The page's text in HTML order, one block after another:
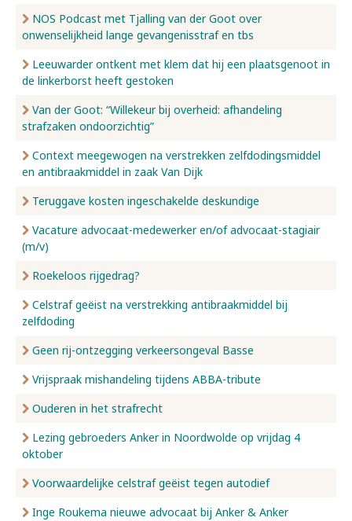
NOS Podcast met Tjalling van der Goot over
onwenselijkheid lange gevangenisstraf en tbs
Leeuwarder ontkent met klem dat hij een plaatsgenoot in
de linkerborst heeft gestoken
Van der Goot: “Willekeur bij overheid: afhandeling
strafzaken ondoorzichtig”
Context meegewogen na verstrekken zelfdodingsmiddel
en antibraakmiddel in zaak Van Dijk
Teruggave kosten ingeschakelde deskundige
Vacature advocaat-medewerker en/of advocaat-stagiair
(m/v)
Roekeloos rijgedrag?
Celstraf geëist na verstrekking antibraakmiddel bij
zelfdoding
Geen rij-ontzegging verkeersongeval Basse
Vrijspraak mishandeling tijdens ABBA-tribute
Ouderen in het strafrecht
Lezing gebroeders Anker in Noordwolde op vrijdag 4
oktober
Voorwaardelijke celstraf geëist tegen autodief
Inge Roukema nieuwe advocaat bij Anker & Anker